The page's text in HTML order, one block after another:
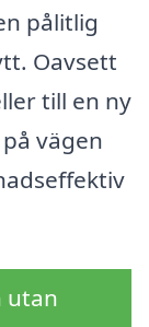
pålitlig
Oavsett
till en ny
vägen
utan